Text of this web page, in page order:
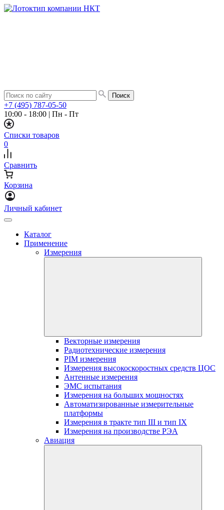
+7 (495) 787-05-50
10:00 - 18:00 | Пн - Пт
Списки товаров
0
Сравнить
Корзина
Личный кабинет
Каталог
Применение
Измерения
Векторные измерения
Радиотехнические измерения
PIM измерения
Измерения высокоскоростных средств ЦОС
Антенные измерения
ЭМС испытания
Измерения на больших мощностях
Автоматизированные измерительные
платформы
Измерения в тракте тип III и тип IX
Измерения на производстве РЭА
Авиация